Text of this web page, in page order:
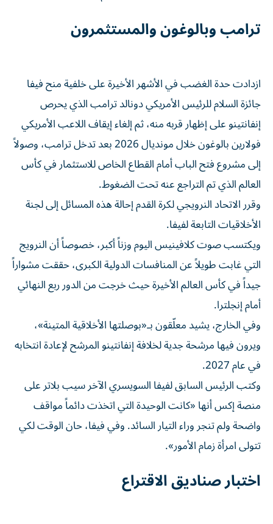
ترامب وبالوغون والمستثمرون
ازدادت حدة الغضب في الأشهر الأخيرة على خلفية منح فيفا
جائزة السلام للرئيس الأمريكي دونالد ترامب الذي يحرص
إنفانتينو على إظهار قربه منه، ثم إلغاء إيقاف اللاعب الأمريكي
فولارين بالوغون خلال مونديال 2026 بعد تدخل ترامب، وصولاً
إلى مشروع فتح الباب أمام القطاع الخاص للاستثمار في كأس
العالم الذي تم التراجع عنه تحت الضغوط.
وقرر الاتحاد النرويجي لكرة القدم إحالة هذه المسائل إلى لجنة
الأخلاقيات التابعة لفيفا.
ويكتسب صوت كلافينيس اليوم وزناً أكبر، خصوصاً أن النرويج
التي غابت طويلاً عن المنافسات الدولية الكبرى، حققت مشواراً
جيداً في كأس العالم الأخيرة حيث خرجت من الدور ربع النهائي
أمام إنجلترا.
وفي الخارج، يشيد معلّقون بـ«بوصلتها الأخلاقية المتينة»،
ويرون فيها مرشحة جدية لخلافة إنفانتينو المرشح لإعادة انتخابه
في عام 2027.
وكتب الرئيس السابق لفيفا السويسري الآخر سيب بلاتر على
منصة إكس أنها «كانت الوحيدة التي اتخذت دائماً مواقف
واضحة ولم تنجر وراء التيار السائد. وفي فيفا، حان الوقت لكي
تتولى امرأة زمام الأمور».
اختبار صناديق الاقتراع